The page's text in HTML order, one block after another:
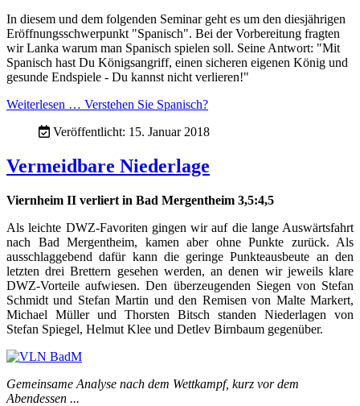
In diesem und dem folgenden Seminar geht es um den diesjährigen
Eröffnungsschwerpunkt "Spanisch". Bei der Vorbereitung fragten
wir Lanka warum man Spanisch spielen soll. Seine Antwort: "Mit
Spanisch hast Du Königsangriff, einen sicheren eigenen König und
gesunde Endspiele - Du kannst nicht verlieren!"
Weiterlesen … Verstehen Sie Spanisch?
Veröffentlicht: 15. Januar 2018
Vermeidbare Niederlage
Viernheim II verliert in Bad Mergentheim 3,5:4,5
Als leichte DWZ-Favoriten gingen wir auf die lange Auswärtsfahrt
nach Bad Mergentheim, kamen aber ohne Punkte zurück. Als
ausschlaggebend dafür kann die geringe Punkteausbeute an den
letzten drei Brettern gesehen werden, an denen wir jeweils klare
DWZ-Vorteile aufwiesen. Den überzeugenden Siegen von Stefan
Schmidt und Stefan Martin und den Remisen von Malte Markert,
Michael Müller und Thorsten Bitsch standen Niederlagen von
Stefan Spiegel, Helmut Klee und Detlev Birnbaum gegenüber.
Gemeinsame Analyse nach dem Wettkampf, kurz vor dem
Abendessen ...